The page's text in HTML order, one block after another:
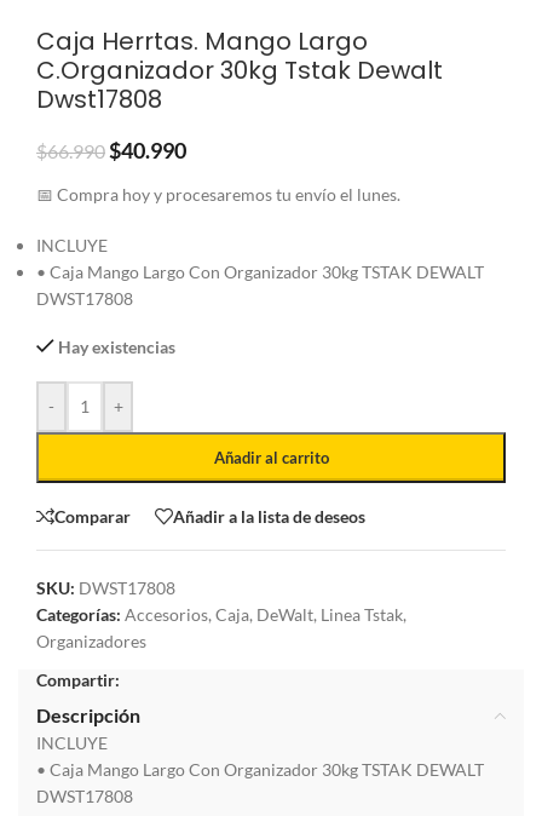
Caja Herrtas. Mango Largo
C.Organizador 30kg Tstak Dewalt
Dwst17808
$66.990$40.990
📅 Compra hoy y procesaremos tu envío el lunes.
INCLUYE
• Caja Mango Largo Con Organizador 30kg TSTAK DEWALT
DWST17808
Hay existencias
- +
Añadir al carrito
Comparar Añadir a la lista de deseos
SKU: DWST17808
Categorías: Accesorios, Caja, DeWalt, Linea Tstak,
Organizadores
Compartir:
Descripción
INCLUYE
• Caja Mango Largo Con Organizador 30kg TSTAK DEWALT
DWST17808